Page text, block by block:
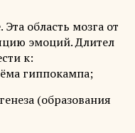
область мозга от
эмоций. Длител
к:
гиппокампа;
(образования